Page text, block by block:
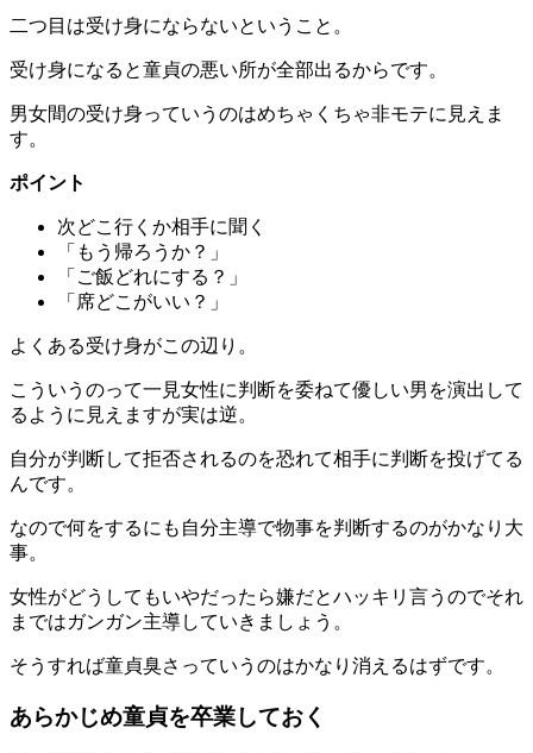
二つ目は受け身にならないということ。
受け身になると童貞の悪い所が全部出るからです。
男女間の受け身っていうのはめちゃくちゃ非モテに見えま
す。
ポイント
次どこ行くか相手に聞く
「もう帰ろうか？」
「ご飯どれにする？」
「席どこがいい？」
よくある受け身がこの辺り。
こういうのって一見女性に判断を委ねて優しい男を演出して
るように見えますが実は逆。
自分が判断して拒否されるのを恐れて相手に判断を投げてる
んです。
なので何をするにも自分主導で物事を判断するのがかなり大
事。
女性がどうしてもいやだったら嫌だとハッキリ言うのでそれ
まではガンガン主導していきましょう。
そうすれば童貞臭さっていうのはかなり消えるはずです。
あらかじめ童貞を卒業しておく